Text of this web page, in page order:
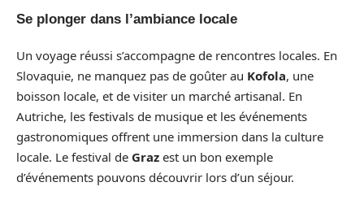
Se plonger dans l’ambiance locale
Un voyage réussi s’accompagne de rencontres locales. En
Slovaquie, ne manquez pas de goûter au Kofola, une
boisson locale, et de visiter un marché artisanal. En
Autriche, les festivals de musique et les événements
gastronomiques offrent une immersion dans la culture
locale. Le festival de Graz est un bon exemple
d’événements pouvons découvrir lors d’un séjour.